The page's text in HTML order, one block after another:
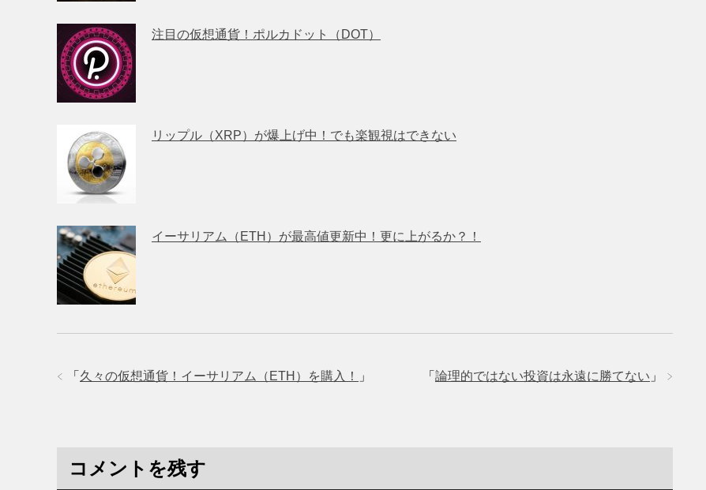
注目の仮想通貨！ポルカドット（DOT）
リップル（XRP）が爆上げ中！でも楽観視はできない
イーサリアム（ETH）が最高値更新中！更に上がるか？！
「 論理的ではない投資は永遠に勝てない 」
「 久々の仮想通貨！イーサリアム（ETH）を購入！ 」
コメントを残す